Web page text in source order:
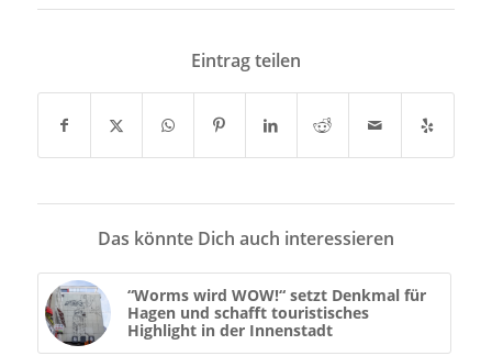
Eintrag teilen
Das könnte Dich auch interessieren
“Worms wird WOW!“ setzt Denkmal für
Hagen und schafft touristisches
Highlight in der Innenstadt